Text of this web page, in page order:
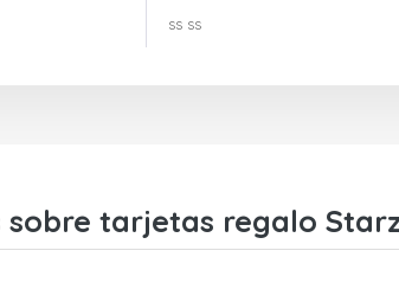
ss ss
tarjetas regalo